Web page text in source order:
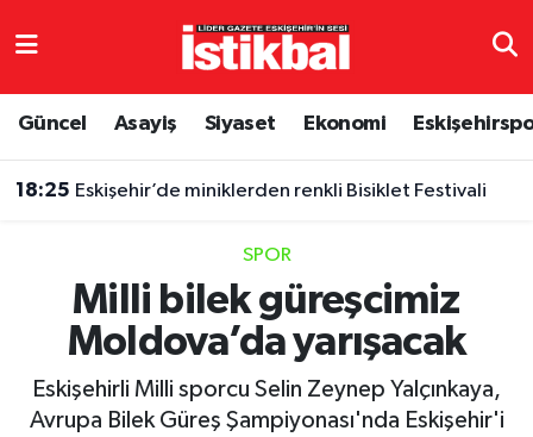
Güncel Asayiş Siyaset Ekonomi
18:25 Eskişehir’de miniklerden renkli Bisiklet Festivali
SPOR
Milli bilek güreşcimiz
Moldova’da yarışacak
Eskişehirli Milli sporcu Selin Zeynep Yalçınkaya,
Avrupa Bilek Güreş Şampiyonası'nda Eskişehir'i
Eskişehirspor
Spor
Eğitim
Eskişehir Nöbetçi Eczaneler
TFF 3.Lig 4.Grup Puan Durumu ve Fikstür
Tüm Manşetler